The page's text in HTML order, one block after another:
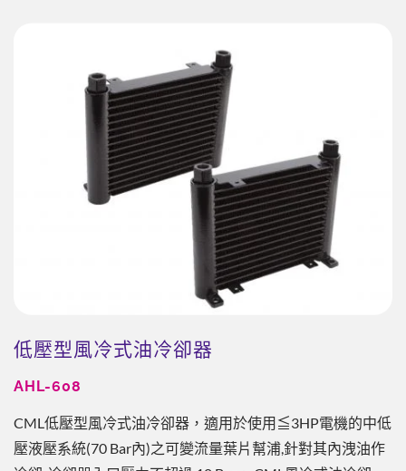
低壓型風冷式油冷卻器
AHL-608
CML低壓型風冷式油冷卻器，適用於使用≦3HP電機的中低
壓液壓系統(70 Bar內)之可變流量葉片幫浦,針對其內洩油作